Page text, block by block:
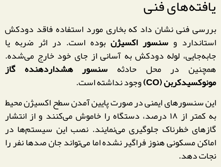
یافته‌های فنی
بررسی فنی نشان داد که بخاری مورد استفاده فاقد دودکش
استاندارد و سنسور اکسیژن بوده است. در اثر ضربه یا
جابه‌جایی، لوله دودکش به آسانی از جای خود خارج می‌شده.
همچنین در محل حادثه سنسور هشداردهنده گاز
مونوکسیدکربن (CO)
وجود نداشته است.
این سنسورهای ایمنی در صورت پایین آمدن سطح اکسیژن محیط
به کمتر از ۱۸ درصد، دستگاه را خاموش می‌کنند و از انتشار
گازهای خطرناک جلوگیری می‌نمایند. نصب این سیستم‌ها در
اماکن مسکونی هنوز فراگیر نشده اما می‌تواند جان صدها نفر را
نجات دهد.